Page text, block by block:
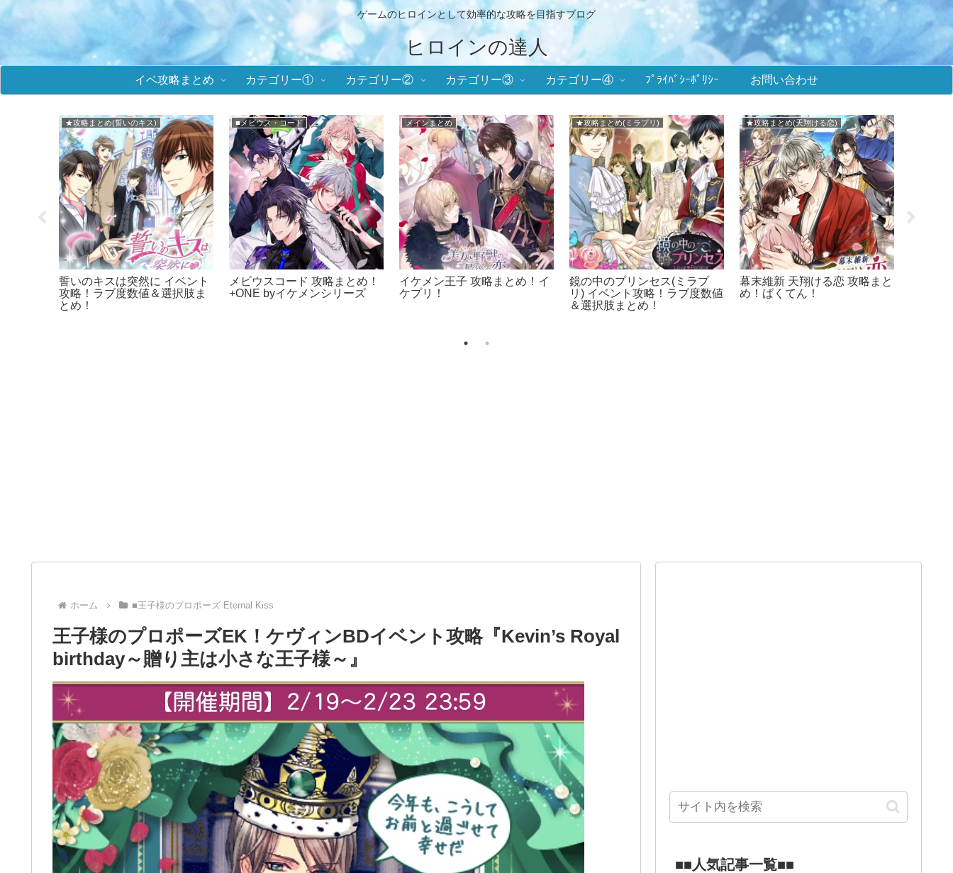
ゲームのヒロインとして効率的な攻略を目指すブログ
ヒロインの達人
イベ攻略まとめ カテゴリー① カテゴリー② カテゴリー③ カテゴリー④ ﾌﾟﾗｲﾊﾞｼｰﾎﾟﾘｼｰ お問い合わせ
メインまとめ
イケメン王子 攻略まとめ！イ
ケプリ！
★攻略まとめ(ミラプリ)
鏡の中のプリンセス(ミラプ
リ) イベント攻略！ラブ度数値
★攻略まとめ(天翔ける恋)
幕末維新 天翔ける恋 攻略まと
め！ばくてん！
★攻略まとめ(王子EK)
王子様のプロポーズEK イベ
ント攻略！ラブ度数値＆選択
肢まとめ！
★攻略まとめ(ミラプリ)
鏡の中のプリンセス (ミラプ
リ) 攻略まとめ！
ホーム ■王子様のプロポーズ Eternal Kiss
王子様のプロポーズEK！ケヴィンBDイベント攻略『Kevin’s Royal
birthday～贈り主は小さな王子様～』
■■人気記事一覧■■